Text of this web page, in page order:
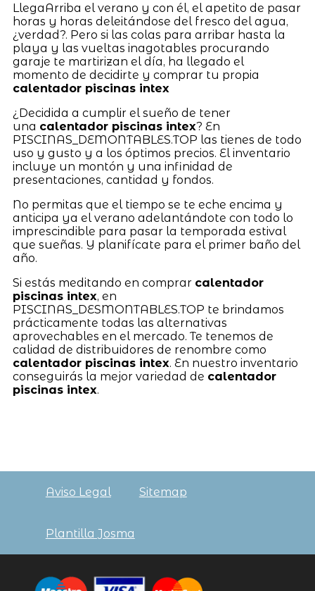
LlegaArriba el verano y con él, el apetito de pasar
horas y horas deleitándose del fresco del agua,
¿verdad?. Pero si las colas para arribar hasta la
playa y las vueltas inagotables procurando
garaje te martirizan el día, ha llegado el
momento de decidirte y comprar tu propia
calentador piscinas intex
¿Decidida a cumplir el sueño de tener
una calentador piscinas intex? En
PISCINAS_DEMONTABLES.TOP las tienes de todo
uso y gusto y a los óptimos precios. El inventario
incluye un montón y una infinidad de
presentaciones, cantidad y fondos.
No permitas que el tiempo se te eche encima y
anticipa ya el verano adelantándote con todo lo
imprescindible para pasar la temporada estival
que sueñas. Y planifícate para el primer baño del
año.
Si estás meditando en comprar calentador
piscinas intex, en
PISCINAS_DESMONTABLES.TOP te brindamos
prácticamente todas las alternativas
aprovechables en el mercado. Te tenemos de
calidad de distribuidores de renombre como
calentador piscinas intex. En nuestro inventario
conseguirás la mejor variedad de calentador
piscinas intex.
Aviso Legal Sitemap
Plantilla Josma